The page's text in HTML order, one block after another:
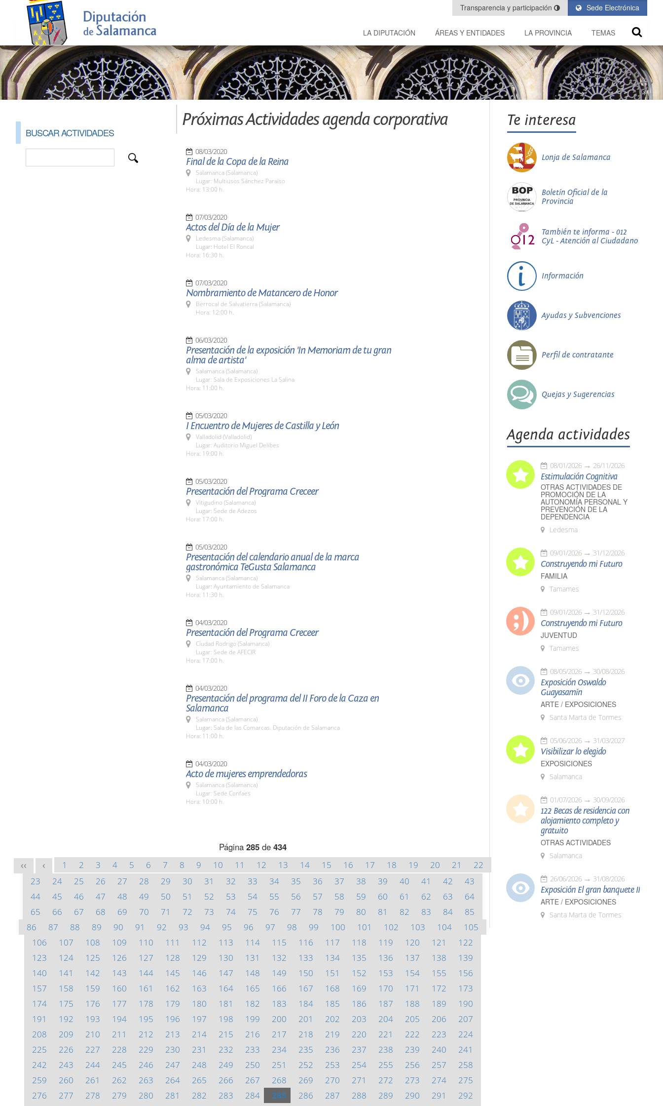
Sede Electrónica
Transparencia y participación
LA DIPUTACIÓN ÁREAS Y ENTIDADES LA PROVINCIA TEMAS
BUSCAR ACTIVIDADES
Próximas Actividades agenda corporativa
08/03/2020
Final de la Copa de la Reina
Salamanca (Salamanca)
Lugar: Multiusos Sánchez Paraíso
Hora: 13:00 h.
07/03/2020
Actos del Día de la Mujer
Ledesma (Salamanca)
Lugar: Hotel El Roncal
Hora: 16:30 h.
07/03/2020
Nombramiento de Matancero de Honor
Berrocal de Salvatierra (Salamanca)
Hora: 12:00 h.
06/03/2020
Presentación de la exposición 'In Memoriam de tu gran
alma de artista'
Salamanca (Salamanca)
Lugar: Sala de Exposiciones La Salina
Hora: 11:00 h.
05/03/2020
I Encuentro de Mujeres de Castilla y León
Valladolid (Valladolid)
Lugar: Auditorio Miguel Delibes
Hora: 19:00 h.
05/03/2020
Presentación del Programa Creceer
Vitigudino (Salamanca)
Lugar: Sede de Adezos
Hora: 17:00 h.
05/03/2020
Presentación del calendario anual de la marca
gastronómica TeGusta Salamanca
Salamanca (Salamanca)
Lugar: Ayuntamiento de Salamanca
Hora: 11:30 h.
04/03/2020
Presentación del Programa Creceer
Ciudad Rodrigo (Salamanca)
Lugar: Sede de AFECIR
Hora: 17:00 h.
04/03/2020
Presentación del programa del II Foro de la Caza en
Salamanca
Salamanca (Salamanca)
Lugar: Sala de las Comarcas. Diputación de Salamanca
Hora: 11:00 h.
04/03/2020
Acto de mujeres emprendedoras
Salamanca (Salamanca)
Lugar: Sede Confaes
Hora: 10:00 h.
Página 285de 434
<< < 1 2 3 4 5 6 7 8 9 10 11 12 13 14 15 16 17 18 19 20 21
22
23
24 25 26 27 28 29 30 31 32 33 34 35 36 37 38 39 40 41 42
43
44
45 46 47 48 49 50 51 52 53 54 55 56 57 58 59 60 61 62 63
64
65
66 67 68 69 70 71 72 73 74 75 76 77 78 79 80 81 82 83 84
85
86
87 88 89 90 91 92 93 94 95 96 97 98 99 100 101 102 103 104
105
106
107 108 109 110 111 112 113 114 115 116 117 118 119 120 121
122
123
124 125 126 127 128 129 130 131 132 133 134 135 136 137 138
139
140
141 142 143 144 145 146 147 148 149 150 151 152 153 154 155
156
157
158 159 160 161 162 163 164 165 166 167 168 169 170 171 172
173
174
175 176 177 178 179 180 181 182 183 184 185 186 187 188 189
190
191
192 193 194 195 196 197 198 199 200 201 202 203 204 205 206
207
208
209 210 211 212 213 214 215 216 217 218 219 220 221 222 223
224
225
226 227 228 229 230 231 232 233 234 235 236 237 238 239 240
241
242
243 244 245 246 247 248 249 250 251 252 253 254 255 256 257
258
259
260 261 262 263 264 265 266 267 268 269 270 271 272 273 274
275
276
277 278 279 280 281 282 283 284 285 286 287 288 289 290 291
292
Te interesa
Lonja de Salamanca
Boletín Oficial de la
Provincia
También te informa - 012
CyL - Atención al Ciudadano
Información
Ayudas y Subvenciones
Perfil de contratante
Quejas y Sugerencias
Agenda actividades
08/01/2026 26/11/2026
Estimulación Cognitiva
OTRAS ACTIVIDADES DE
PROMOCIÓN DE LA
AUTONOMÍA PERSONAL Y
PREVENCIÓN DE LA
DEPENDENCIA
Ledesma
09/01/2026 31/12/2026
Construyendo mi Futuro
FAMILIA
Tamames
09/01/2026 31/12/2026
Construyendo mi Futuro
JUVENTUD
Tamames
08/05/2026 30/08/2026
Exposición Oswaldo
Guayasamín
ARTE / EXPOSICIONES
Santa Marta de Tormes
05/06/2026 31/03/2027
Visibilizar lo elegido
EXPOSICIONES
Salamanca
01/07/2026 30/09/2026
122 Becas de residencia con
alojamiento completo y
gratuito
OTRAS ACTIVIDADES
Salamanca
26/06/2026 31/08/2026
Exposición El gran banquete II
ARTE / EXPOSICIONES
Santa Marta de Tormes